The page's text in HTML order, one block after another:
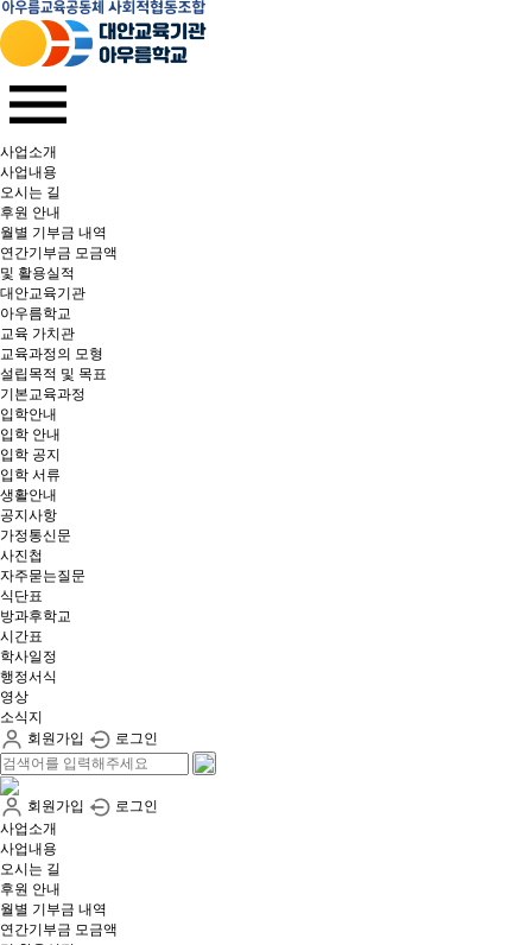
사업소개
사업내용
오시는 길
후원 안내
월별 기부금 내역​
연간기부금 모금액
및 활용실적​
대안교육기관
아우름학교
교육 가치관
교육과정의 모형
설립목적 및 목표
기본교육과정
입학안내
입학 안내
입학 공지
입학 서류
생활안내
공지사항
가정통신문
사진첩
자주묻는질문
식단표
방과후학교
시간표
학사일정
행정서식
영상
소식지
회원가입
로그인
회원가입
로그인
사업소개
사업내용
오시는 길
후원 안내
월별 기부금 내역​
연간기부금 모금액